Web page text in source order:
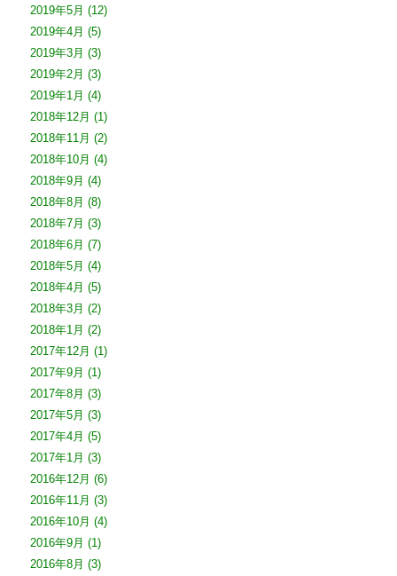
2019年5月 (12)
2019年4月 (5)
2019年3月 (3)
2019年2月 (3)
2019年1月 (4)
2018年12月 (1)
2018年11月 (2)
2018年10月 (4)
2018年9月 (4)
2018年8月 (8)
2018年7月 (3)
2018年6月 (7)
2018年5月 (4)
2018年4月 (5)
2018年3月 (2)
2018年1月 (2)
2017年12月 (1)
2017年9月 (1)
2017年8月 (3)
2017年5月 (3)
2017年4月 (5)
2017年1月 (3)
2016年12月 (6)
2016年11月 (3)
2016年10月 (4)
2016年9月 (1)
2016年8月 (3)